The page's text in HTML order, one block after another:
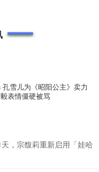
雪儿为《昭阳公主》卖力
表情僵硬被骂
，宗馥莉重新启用「娃哈